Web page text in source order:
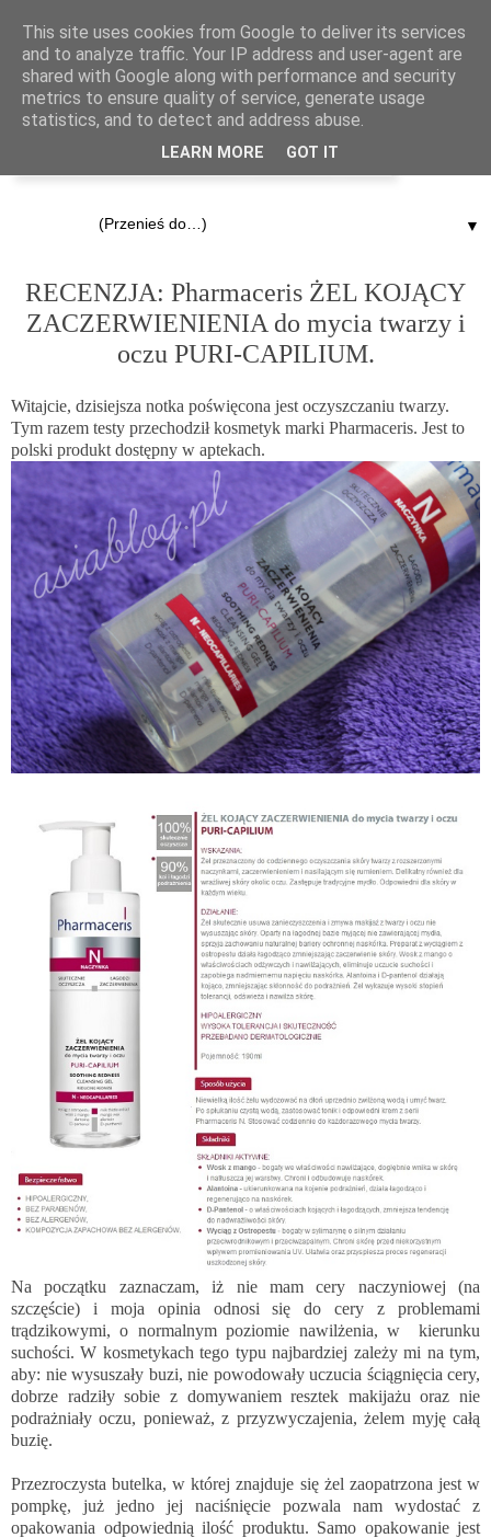
▼
RECENZJA: Pharmaceris ŻEL KOJĄCY
ZACZERWIENIENIA do mycia twarzy i
oczu PURI-CAPILIUM.
Witajcie, dzisiejsza notka poświęcona jest oczyszczaniu twarzy.
Tym razem testy przechodził kosmetyk marki Pharmaceris. Jest to
polski produkt dostępny w aptekach.
Na początku zaznaczam, iż nie mam cery naczyniowej (na
szczęście) i moja opinia odnosi się do cery z problemami
trądzikowymi, o normalnym poziomie nawilżenia, w kierunku
suchości. W kosmetykach tego typu najbardziej zależy mi na tym,
aby: nie wysuszały buzi, nie powodowały uczucia ściągnięcia cery,
dobrze radziły sobie z domywaniem resztek makijażu oraz nie
podrażniały oczu, ponieważ, z przyzwyczajenia, żelem myję całą
buzię.
Przezroczysta butelka, w której znajduje się żel zaopatrzona jest w
pompkę, już jedno jej naciśnięcie pozwala nam wydostać z
opakowania odpowiednią ilość produktu. Samo opakowanie jest
This site uses cookies from Google to deliver its services
and to analyze traffic. Your IP address and user-agent are
shared with Google along with performance and security
metrics to ensure quality of service, generate usage
statistics, and to detect and address abuse.
LEARN MORE GOT IT